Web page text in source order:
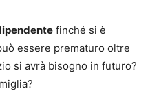
finché si è
essere prematuro oltre
si avrà bisogno in futuro?